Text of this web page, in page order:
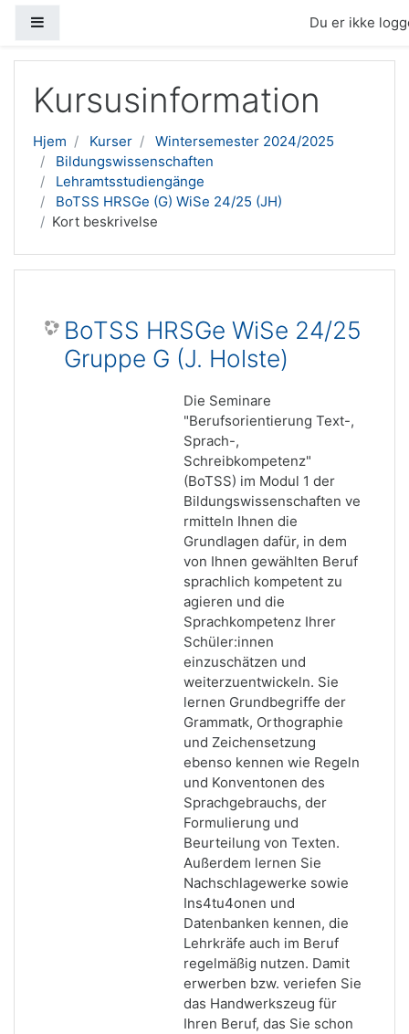
Du er ikke
Kursusinformation
Hjem Kurser
Wintersemester 2024/2025
Bildungswissenschaften
Lehramtsstudiengänge
BoTSS HRSGe (G) WiSe 24/25 (JH)
Kort beskrivelse
BoTSS HRSGe WiSe 24/25
Gruppe G (J. Holste)
Die Seminare
"Berufsorientierung Text-,
Sprach-,
Schreibkompetenz"
(BoTSS) im Modul 1 der
Bildungswissenschaften ve
rmitteln Ihnen die
Grundlagen dafür, in dem
von Ihnen gewählten Beruf
sprachlich kompetent zu
agieren und die
Sprachkompetenz Ihrer
Schüler:innen
einzuschätzen und
weiterzuentwickeln. Sie
lernen Grundbegriffe der
Grammatk, Orthographie
und Zeichensetzung
ebenso kennen wie Regeln
und Konventonen des
Sprachgebrauchs, der
Formulierung und
Beurteilung von Texten.
Außerdem lernen Sie
Nachschlagewerke sowie
Ins4tu4onen und
Datenbanken kennen, die
Lehrkräfe auch im Beruf
regelmäßig nutzen. Damit
erwerben bzw. veriefen Sie
das Handwerkszeug für
Ihren Beruf, das Sie schon